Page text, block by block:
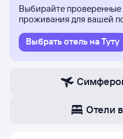
Выбирайте проверенные
проживания для вашей
Выбрать отель на Туту
Отели